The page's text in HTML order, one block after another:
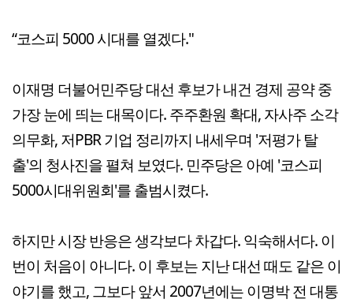
“코스피 5000 시대를 열겠다."
이재명 더불어민주당 대선 후보가 내건 경제 공약 중
가장 눈에 띄는 대목이다. 주주환원 확대, 자사주 소각
의무화, 저PBR 기업 정리까지 내세우며 '저평가 탈
출'의 청사진을 펼쳐 보였다. 민주당은 아예 '코스피
5000시대위원회'를 출범시켰다.
하지만 시장 반응은 생각보다 차갑다. 익숙해서다. 이
번이 처음이 아니다. 이 후보는 지난 대선 때도 같은 이
야기를 했고, 그보다 앞서 2007년에는 이명박 전 대통